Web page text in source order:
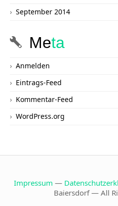
September 2014
Meta
Anmelden
Eintrags-Feed
Kommentar-Feed
WordPress.org
Impressum —
Baiersdorf — All